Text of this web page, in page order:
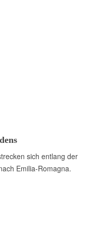
sich entlang der
Emilia-Romagna.